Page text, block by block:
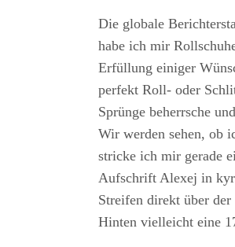
Die globale
habe ich mir
Erfüllung einiger
perfekt Roll- oder
Sprünge beherrsche
Wir werden sehen, ob
stricke ich mir gerade
Aufschrift Alexej in
Streifen direkt über
Hinten vielleicht eine